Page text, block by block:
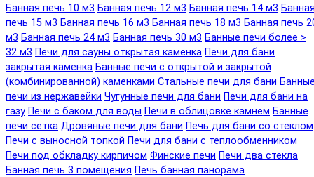
Банная печь 10 м3 Банная печь 12 м3 Банная печь 14 м3
печь 15 м3 Банная печь 16 м3 Банная печь 18 м3 Банная печь
м3 Банная печь 24 м3 Банная печь 30 м3 Банные печи более >
32 м3 Печи для сауны открытая каменка Печи для бани
закрытая каменка Банные печи с открытой и закрытой
(комбинированной) каменками Стальные печи для бани
печи из нержавейки Чугунные печи для бани Печи для бани на
газу Печи с баком для воды Печи в облицовке камнем Банные
печи сетка Дровяные печи для бани Печь для бани со стеклом
Печи с выносной топкой Печи для бани с теплообменником
Печи под обкладку кирпичом Финские печи Печи два стекла
Банная печь 3 помещения Печь банная панорама